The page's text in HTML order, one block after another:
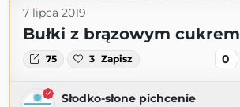
7 lipca 2019
Bułki z brązowym cukrem
75 3 Zapisz 0
Słodko-słone pichcenie